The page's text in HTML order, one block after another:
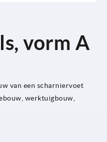
vorm A
van een scharniervoet
werktuigbouw,